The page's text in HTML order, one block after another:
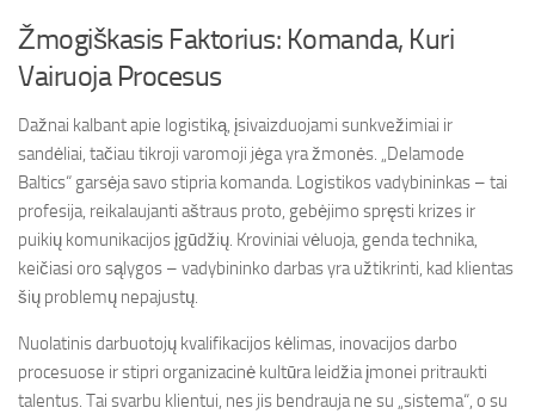
Žmogiškasis Faktorius: Komanda, Kuri
Vairuoja Procesus
Dažnai kalbant apie logistiką, įsivaizduojami sunkvežimiai ir
sandėliai, tačiau tikroji varomoji jėga yra žmonės. „Delamode
Baltics“ garsėja savo stipria komanda. Logistikos vadybininkas – tai
profesija, reikalaujanti aštraus proto, gebėjimo spręsti krizes ir
puikių komunikacijos įgūdžių. Kroviniai vėluoja, genda technika,
keičiasi oro sąlygos – vadybininko darbas yra užtikrinti, kad klientas
šių problemų nepajustų.
Nuolatinis darbuotojų kvalifikacijos kėlimas, inovacijos darbo
procesuose ir stipri organizacinė kultūra leidžia įmonei pritraukti
talentus. Tai svarbu klientui, nes jis bendrauja ne su „sistema“, o su